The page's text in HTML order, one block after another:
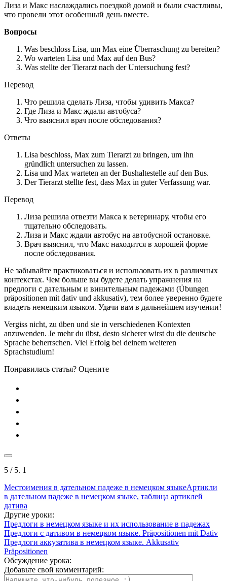
Лиза и Макс наслаждались поездкой домой и были счастливы,
что провели этот особенный день вместе.
Вопросы
Was beschloss Lisa, um Max eine Überraschung zu bereiten?
Wo warteten Lisa und Max auf den Bus?
Was stellte der Tierarzt nach der Untersuchung fest?
Перевод
Что решила сделать Лиза, чтобы удивить Макса?
Где Лиза и Макс ждали автобуса?
Что выяснил врач после обследования?
Ответы
Lisa beschloss, Max zum Tierarzt zu bringen, um ihn
gründlich untersuchen zu lassen.
Lisa und Max warteten an der Bushaltestelle auf den Bus.
Der Tierarzt stellte fest, dass Max in guter Verfassung war.
Перевод
Лиза решила отвезти Макса к ветеринару, чтобы его
тщательно обследовать.
Лиза и Макс ждали автобус на автобусной остановке.
Врач выяснил, что Макс находится в хорошей форме
после обследования.
Не забывайте практиковаться и использовать их в различных
контекстах. Чем больше вы будете делать упражнения на
предлоги с дательным и винительным падежами (Übungen
präpositionen mit dativ und akkusativ), тем более уверенно будете
владеть немецким языком. Удачи вам в дальнейшем изучении!
Vergiss nicht, zu üben und sie in verschiedenen Kontexten
anzuwenden. Je mehr du übst, desto sicherer wirst du die deutsche
Sprache beherrschen. Viel Erfolg bei deinem weiteren
Sprachstudium!
Понравилась статья? Оцените
5 / 5. 1
Местоимения в дательном падеже в немецком языкеАртикли
в дательном падеже в немецком языке, таблица артиклей
датива
Другие уроки:
Предлоги в немецком языке и их использование в падежах
Предлоги с дативом в немецком языке. Präpositionen mit Dativ
Предлоги аккузатива в немецком языке. Akkusativ
Präpositionen
Обсуждение урока:
Добавьте свой комментарий: